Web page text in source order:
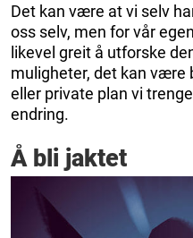
Det kan være at vi selv
oss selv, men for vår
likevel greit å utforske
muligheter, det kan være
eller private plan vi
endring.
Å bli jaktet